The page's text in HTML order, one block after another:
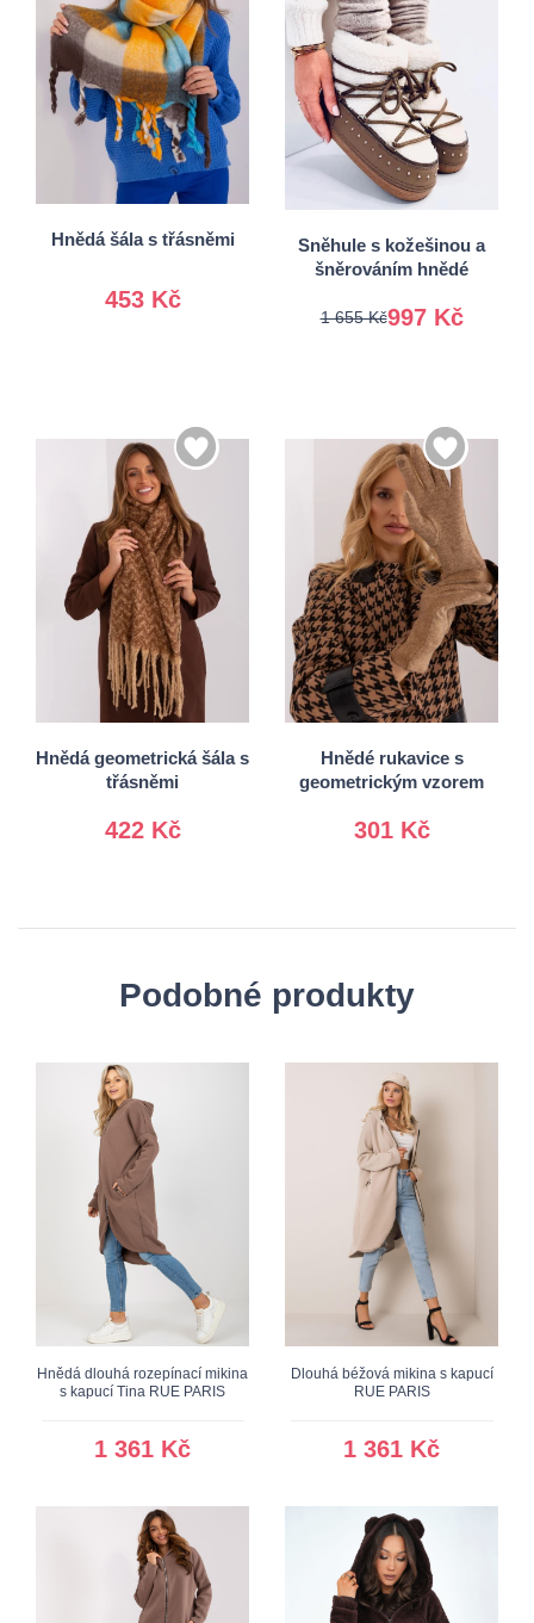
Hnědá šála s třásněmi
453 Kč
Univerzální
Sněhule s kožešinou a
šněrováním hnědé
997 Kč
1 655 Kč
35-36
37-38
39-40
41-42
Hnědá geometrická šála s
třásněmi
422 Kč
Univerzální
Hnědé rukavice s
geometrickým vzorem
301 Kč
S/M
L/XL
Podobné produkty
Hnědá dlouhá rozepínací mikina
s kapucí Tina RUE PARIS
1 361 Kč
Dlouhá béžová mikina s kapucí
RUE PARIS
1 361 Kč